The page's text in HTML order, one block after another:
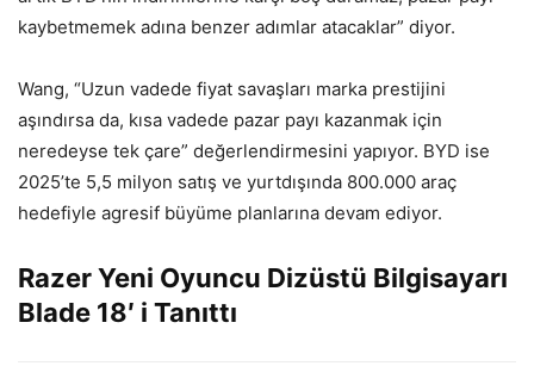
kaybetmemek adına benzer adımlar atacaklar” diyor.
Wang, “Uzun vadede fiyat savaşları marka prestijini
aşındırsa da, kısa vadede pazar payı kazanmak için
neredeyse tek çare” değerlendirmesini yapıyor. BYD ise
2025’te 5,5 milyon satış ve yurtdışında 800.000 araç
hedefiyle agresif büyüme planlarına devam ediyor.
Razer Yeni Oyuncu Dizüstü Bilgisayarı
Blade 18′ i Tanıttı